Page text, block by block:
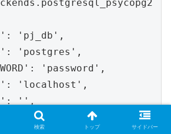
検索 トップ サイドバー